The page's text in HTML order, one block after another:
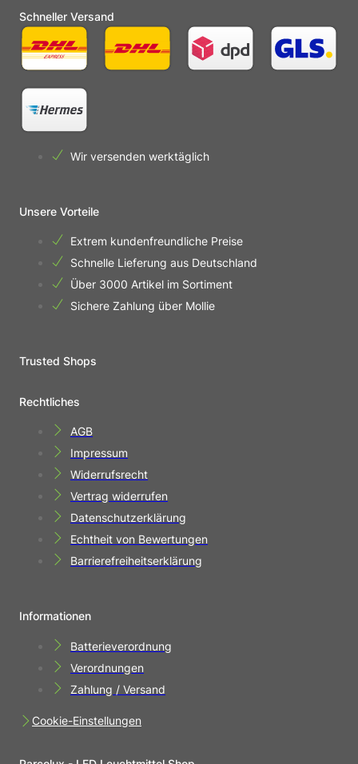
Schneller Versand
Wir versenden werktäglich
Unsere Vorteile
Extrem kundenfreundliche Preise
Schnelle Lieferung aus Deutschland
Über 3000 Artikel im Sortiment
Sichere Zahlung über Mollie
Trusted Shops
Rechtliches
AGB
Impressum
Widerrufsrecht
Vertrag widerrufen
Datenschutzerklärung
Echtheit von Bewertungen
Barrierefreiheitserklärung
Informationen
Batterieverordnung
Verordnungen
Zahlung / Versand
Cookie-Einstellungen